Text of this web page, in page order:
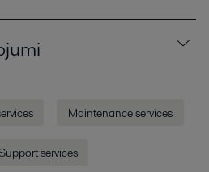
Maintenance services
services